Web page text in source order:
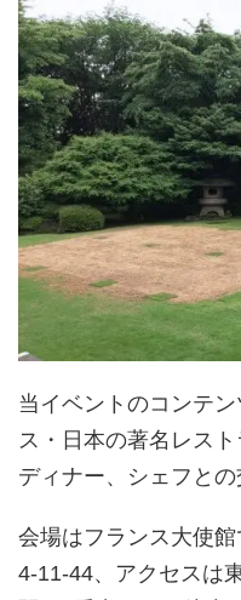
当イベントのコンテ
ス・日本の著名レス
ディナー、シェフとの
会場はフランス大使
4-11-44、アクセスは